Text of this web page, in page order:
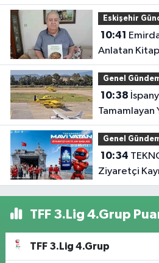
Kameraya
Eskişehir
10:41
Anlatan
Genel
10:38
Tamamlayan
Döndü
Genel
10:34
Ziyaretçi
Detaylar
TFF 3.Lig 4.Grup
TFF 3.Lig 4.Grup